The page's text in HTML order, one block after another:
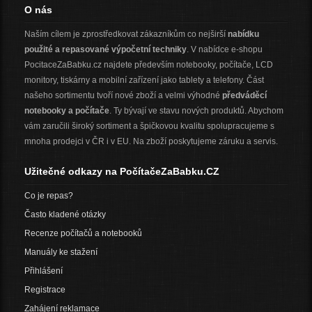
O nás
Naším cílem je zprostředkovat zákazníkům co nejširší nabídku
použité a repasované výpočetní techniky. V nabídce e-shopu
PocitaceZaBabku.cz najdete především notebooky, počítače, LCD
monitory, tiskárny a mobilní zařízení jako tablety a telefony. Část
našeho sortimentu tvoří nové zboží a velmi výhodné předváděcí
notebooky a počítače. Ty bývají ve stavu nových produktů. Abychom
vám zaručili široký sortiment a špičkovou kvalitu spolupracujeme s
mnoha prodejci v ČR i v EU. Na zboží poskytujeme záruku a servis.
Užitečné odkazy na PočítačeZaBabku.CZ
Co je repas?
Často kladené otázky
Recenze počítačů a notebooků
Manuály ke stažení
Přihlášení
Registrace
Zahájení reklamace